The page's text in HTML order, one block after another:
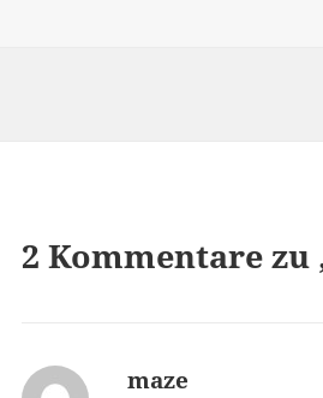
2 Kommentare
maze